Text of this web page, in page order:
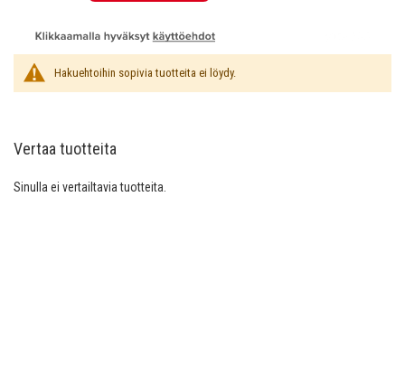
Hakuehtoihin sopivia tuotteita ei löydy.
Vertaa tuotteita
Sinulla ei vertailtavia tuotteita.